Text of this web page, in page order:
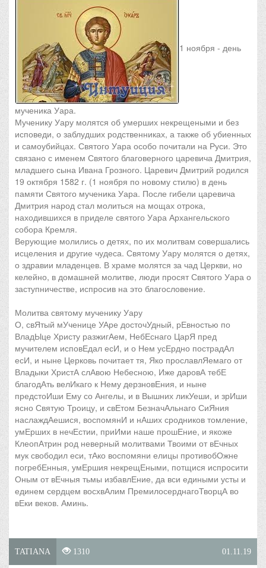
1 ноября - день
мученика Уара.
Мученику Уару молятся об умерших некрещеными и без
исповеди, о заблудших родственниках, а также об убиенных
и самоубийцах. Святого Уара особо почитали на Руси. Это
связано с именем Святого благоверного царевича Дмитрия,
младшего сына Ивана Грозного. Царевич Дмитрий родился
19 октября 1582 г. (1 ноября по новому стилю) в день
памяти Святого мученика Уара. После гибели царевича
Дмитрия народ стал молиться на мощах отрока,
находившихся в приделе святого Уара Архангельского
собора Кремля.
Верующие молились о детях, по их молитвам совершались
исцеления и другие чудеса. Святому Уару молятся о детях,
о здравии младенцев. В храме молятся за чад Церкви, но
келейно, в домашней молитве, люди просят Святого Уара о
заступничестве, испросив на это благословение.
Молитва святому мученику Уару
О, свЯтый мУченице УАре досточУдный, рЕвностью по
ВладЫце Христу разжигАем, НебЕснаго ЦарЯ пред
мучителем исповЕдал есИ, и о Нем усЕрдно пострадАл
есИ, и ныне Церковь почитает тя, Яко прославлЯемаго от
Владыки ХристА слАвою Небесною, Иже даровА тебЕ
благодАть велИкаго к Нему дерзновЕния, и ныне
предстоИши Ему со Ангелы, и в Вышних ликУеши, и зрИши
ясно Святую Троицу, и свЕтом БезначАльнаго СиЯния
наслаждАешися, воспомянИ и нАших сродников томление,
умЕрших в нечЕстии, приИми наше прошЕние, и якоже
КлеопАтрин род неверный молитвами Твоими от вЕчных
мук свободил еси, тАко воспомяни елицы противобОжне
погребЕнныя, умЕршия некрещЕными, потщися испросити
Оным от вЕчныя тьмы избавлЕние, да вси едиными усты и
единем сердцем восхвАлим ПремилосерднагоТворцА во
вЕки веков. Аминь.
TATIANA 1310 01.11.19